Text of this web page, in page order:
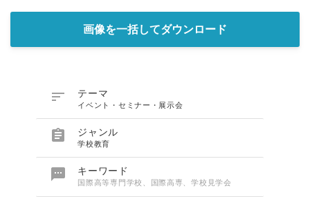
画像を一括してダウンロード
 テーマ
イベント・セミナー・展示会
 ジャンル
学校教育
 キーワード
国際高等専門学校、国際高専、学校見学会